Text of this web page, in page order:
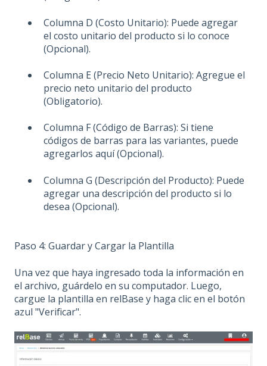
Columna D (Costo Unitario): Puede agregar
el costo unitario del producto si lo conoce
(Opcional).
Columna E (Precio Neto Unitario): Agregue el
precio neto unitario del producto
(Obligatorio).
Columna F (Código de Barras): Si tiene
códigos de barras para las variantes, puede
agregarlos aquí (Opcional).
Columna G (Descripción del Producto): Puede
agregar una descripción del producto si lo
desea (Opcional).
Paso 4: Guardar y Cargar la Plantilla
Una vez que haya ingresado toda la información en
el archivo, guárdelo en su computador. Luego,
cargue la plantilla en relBase y haga clic en el botón
azul "Verificar".